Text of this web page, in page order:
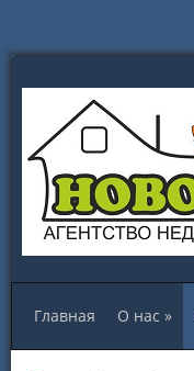
Главная О нас »